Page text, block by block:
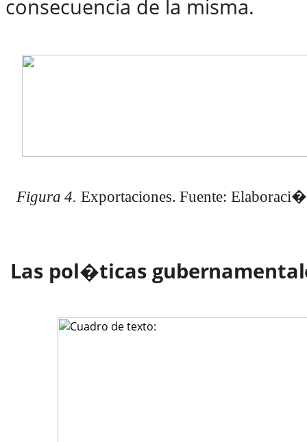
consecuencia de la misma.
Figura 4. Exportaciones. Fuente:
Las pol�ticas